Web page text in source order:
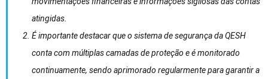
atingidas.
É importante destacar que o sistema de segurança da QESH
conta com múltiplas camadas de proteção e é monitorado
continuamente, sendo aprimorado regularmente para garantir a